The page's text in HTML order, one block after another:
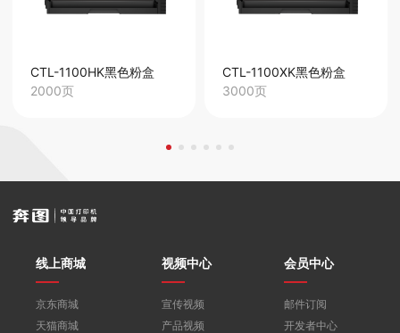
CTL-1100HK黑色粉盒
2000页
CTL-1100XK黑色粉盒
3000页
线上商城
京东商城
天猫商城
视频中心
宣传视频
产品视频
会员中心
邮件订阅
开发者中心